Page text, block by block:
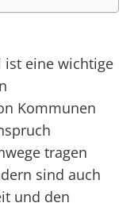
ist eine wichtige
Kommunen
tragen
sind auch
und den